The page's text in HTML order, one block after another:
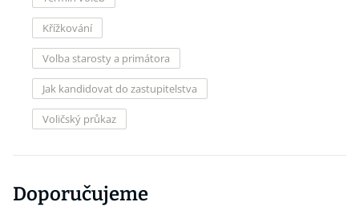
Křížkování
Volba starosty a primátora
Jak kandidovat do zastupitelstva
Voličský průkaz
Doporučujeme